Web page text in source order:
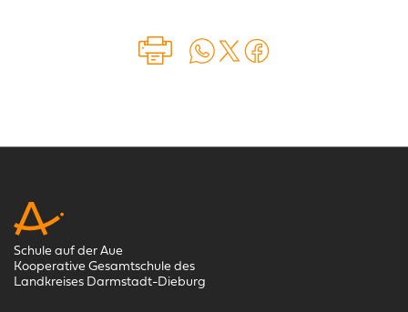
Auf WhatsApp teilen
Auf X teilen
Auf Facebook teilen
Schule auf der Aue
Kooperative Gesamtschule des
Landkreises Darmstadt-Dieburg